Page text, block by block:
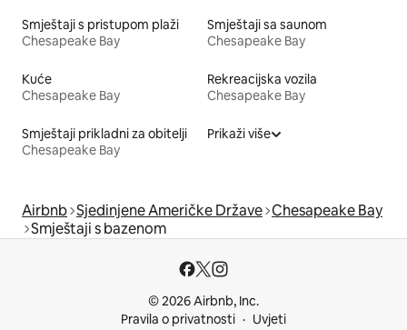
Smještaji s pristupom plaži
Chesapeake Bay
Smještaji sa saunom
Chesapeake Bay
Kuće
Chesapeake Bay
Rekreacijska vozila
Chesapeake Bay
Smještaji prikladni za obitelji
Chesapeake Bay
Prikaži više
Airbnb Sjedinjene Američke Države Chesapeake Bay
Smještaji s bazenom
© 2026 Airbnb, Inc.
Pravila o privatnosti
Uvjeti